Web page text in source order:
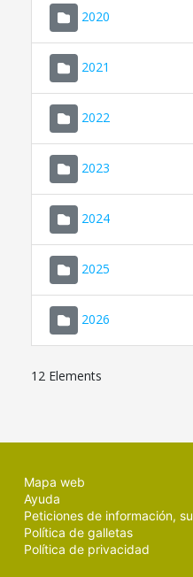
2020
2021
2022
2023
2024
2025
2026
12 Elements
Mapa web
Ayuda
Peticiones de información,
Política de galletas
Política de privacidad